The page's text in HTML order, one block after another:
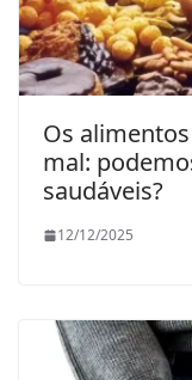
Os
mal:
saudáveis?
12/12/2025